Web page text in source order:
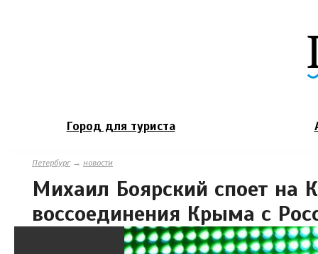
Город для туриста
Петербург→ новости
Михаил Боярский споет на
воссоединения Крыма с